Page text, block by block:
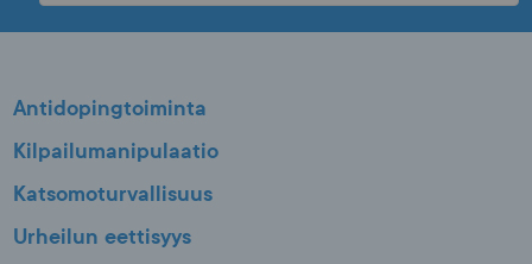
Antidopingtoiminta
Kilpailumanipulaatio
Katsomoturvallisuus
Urheilun eettisyys